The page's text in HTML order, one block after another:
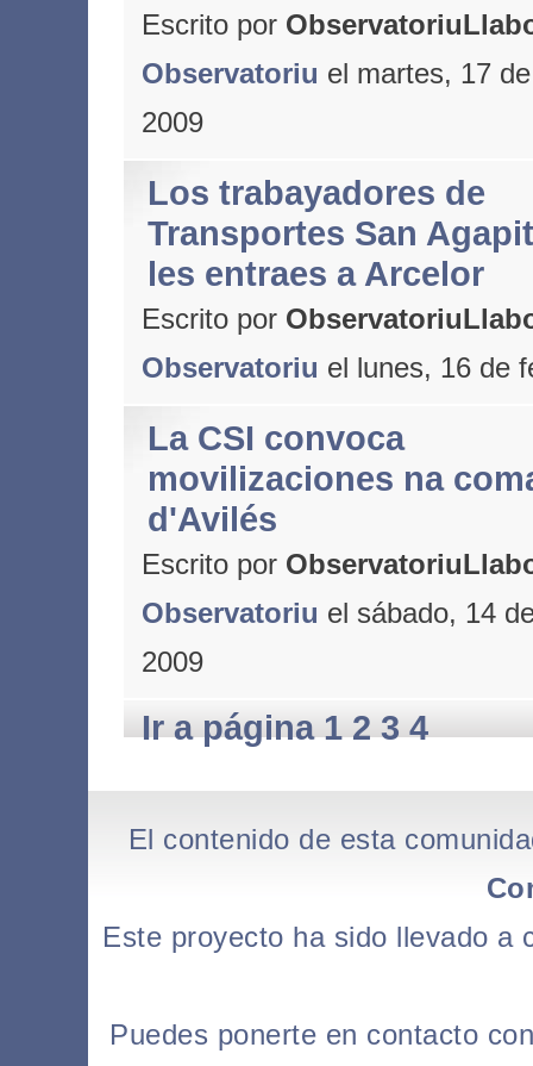
Escrito por
Observatoriu el martes, 17
2009
Los trabayadores de
Transportes San
les entraes a Arcelor
Escrito por
Observatoriu el lunes, 16 de
La CSI convoca
movilizaciones na
d'Avilés
Escrito por
Observatoriu el sábado, 14
2009
Ir a página 12 3 4
El contenido de esta
Este proyecto ha sido llevado
Puedes ponerte en contacto